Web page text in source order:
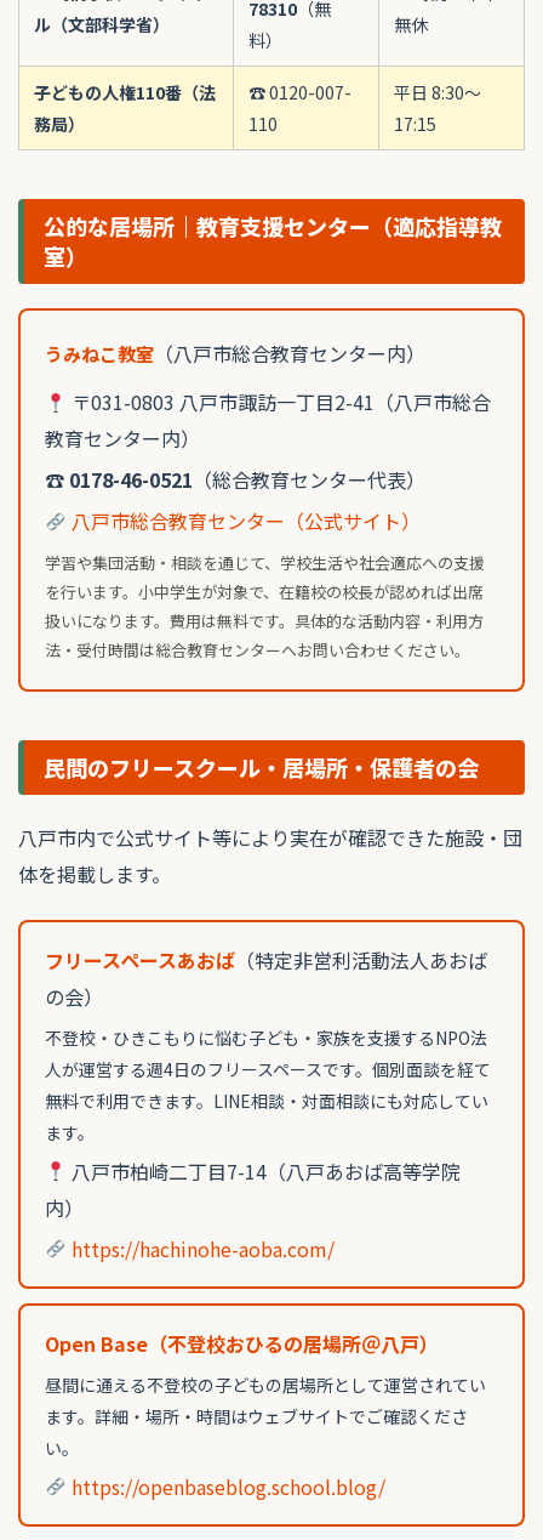
ル（文部科学省）
78310 （無
料）
無休
子どもの人権110番（法
務局）
☎ 0120-007-
110
平日 8:30〜
17:15
公的な居場所｜教育支援センター（適応指導教
室）
うみねこ教室 （八戸市総合教育センター内）
〒031-0803 八戸市諏訪一丁目2-41（八戸市総合
教育センター内）
☎ 0178-46-0521 （総合教育センター代表）
八戸市総合教育センター（公式サイト）
学習や集団活動・相談を通じて、学校生活や社会適応への支援
を行います。小中学生が対象で、在籍校の校長が認めれば出席
扱いになります。費用は無料です。具体的な活動内容・利用方
法・受付時間は総合教育センターへお問い合わせください。
民間のフリースクール・居場所・保護者の会
八戸市内で公式サイト等により実在が確認できた施設・団
体を掲載します。
フリースペースあおば （特定非営利活動法人あおば
の会）
不登校・ひきこもりに悩む子ども・家族を支援するNPO法
人が運営する週4日のフリースペースです。個別面談を経て
無料で利用できます。LINE相談・対面相談にも対応してい
ます。
八戸市柏崎二丁目7-14（八戸あおば高等学院
内）
https://hachinohe-aoba.com/
Open Base（不登校おひるの居場所＠八戸）
昼間に通える不登校の子どもの居場所として運営されてい
ます。詳細・場所・時間はウェブサイトでご確認くださ
い。
https://openbaseblog.school.blog/